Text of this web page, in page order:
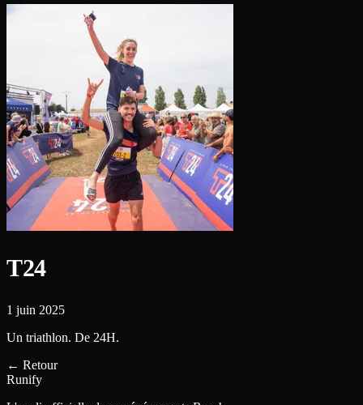
T24
1 juin 2025
Un triathlon. De 24H.
← Retour
Runify